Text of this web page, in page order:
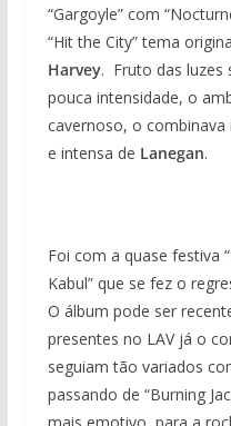
“Gargoyle” com
“Hit the City” tema
Harvey. Fruto das luzes
pouca intensidade, o
cavernoso, o
e intensa de Lanegan.
Foi com a quase festiva
Kabul” que se fez o
O álbum pode ser
presentes no LAV já o
seguiam tão variados
passando de “Burning